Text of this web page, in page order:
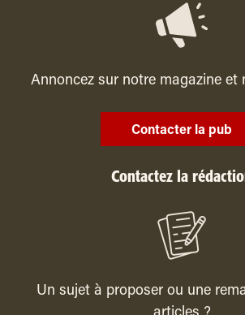
Annoncez sur notre magazine et
Contacter la pub
Contactez la
Un sujet à proposer ou une